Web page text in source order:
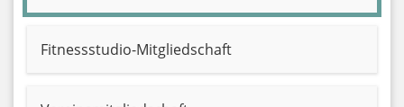
Fitnessstudio-Mitgliedschaft